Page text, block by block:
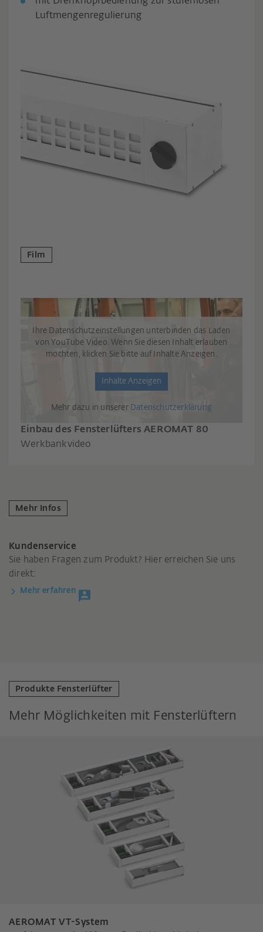
Luftmengenregulierung
Film
Ihre Datenschutzeinstellungen unterbinden das Laden
von YouTube Video. Wenn Sie diesen Inhalt erlauben
möchten, klicken Sie bitte auf Inhalte Anzeigen.
Inhalte Anzeigen
Mehr dazu in unserer Datenschutzerklärung
Einbau des Fensterlüfters AEROMAT 80
Werkbankvideo
Mehr Infos
Kundenservice
Sie haben Fragen zum Produkt? Hier erreichen Sie uns
direkt:
Mehr erfahren
Produkte Fensterlüfter
Mehr Möglichkeiten mit Fensterlüftern
AEROMAT VT-System